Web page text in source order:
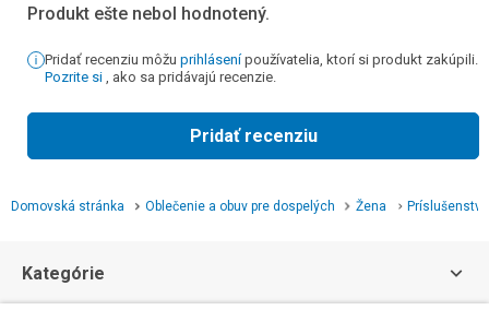
Produkt ešte nebol hodnotený.
Pridať recenziu môžu prihlásení používatelia, ktorí si produkt zakúpili.
Pozrite si , ako sa pridávajú recenzie.
Pridať recenziu
Domovská stránka Oblečenie a obuv pre dospelých Žena Príslušenstvo
Kategórie